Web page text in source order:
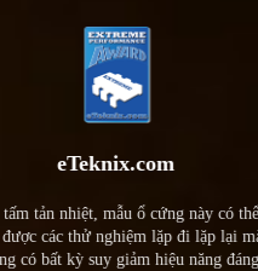
eTeknix.com
tản nhiệt, mẫu ổ cứng này có thể
các thử nghiệm lặp đi lặp lại mà
có bất kỳ suy giảm hiệu năng đáng